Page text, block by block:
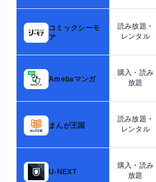
コミックシーモ
ア
読み放題・
レンタル
Amebaマンガ
購入・読み
放題
まんが王国
読み放題・
レンタル
U-NEXT
購入・読み
放題